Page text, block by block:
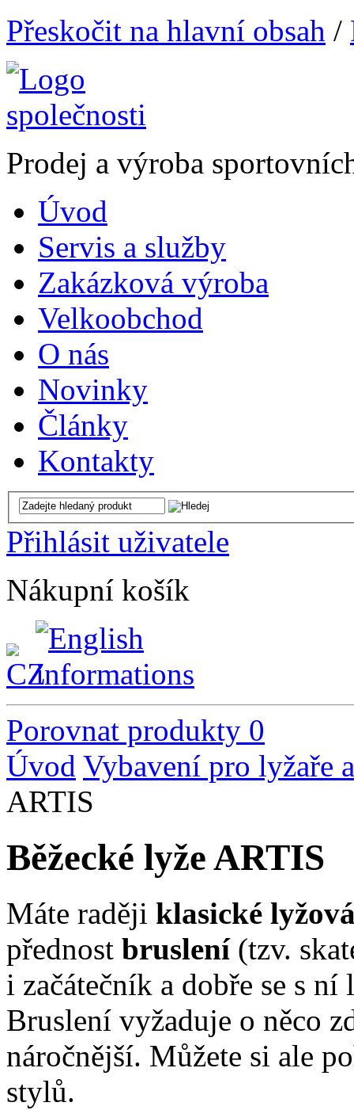
Přeskočit na hlavní obsah /
Prodej a výroba
Úvod
Servis a služby
Zakázková výroba
Velkoobchod
O nás
Novinky
Články
Kontakty
Přihlásit uživatele
Nákupní košík
Porovnat produkty 0
Úvod Vybavení pro lyžaře
ARTIS
Běžecké lyže ARTIS
Máte raději klasické
přednost bruslení(tzv.
i začátečník a dobře se s
Bruslení vyžaduje o něco
náročnější. Můžete si ale
stylů.